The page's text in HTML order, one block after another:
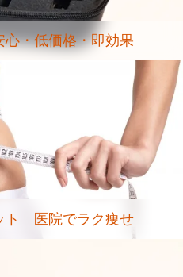
・低価格・即効果
ト 医院でラク痩せ